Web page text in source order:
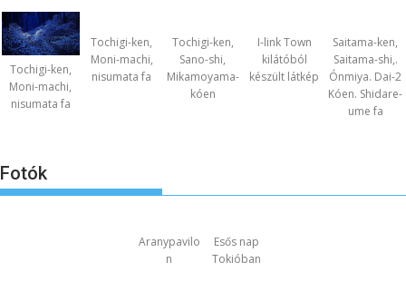
Tochigi-ken,
Moni-machi,
nisumata fa
Tochigi-ken,
Moni-machi,
nisumata fa
Tochigi-ken,
Sano-shi,
Mikamoyama-
kóen
I-link Town
kilátóból
készült látkép
Saitama-ken,
Saitama-shi,.
Ónmiya. Dai-2
Kóen. Shidare-
ume fa
Fotók
Aranypavilo
n
Esős nap
Tokióban